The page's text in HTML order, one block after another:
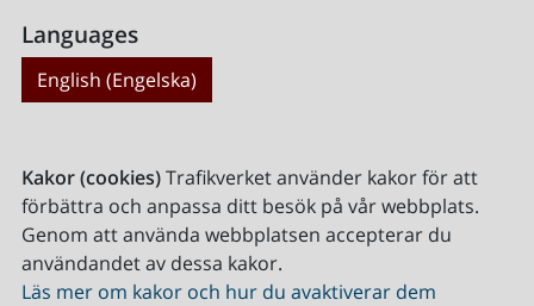
Languages
English (Engelska)
Kakor (cookies)Trafikverket använder kakor för att
förbättra och anpassa ditt besök på vår webbplats.
Genom att använda webbplatsen accepterar du
användandet av dessa kakor.
Läs mer om kakor och hur du avaktiverar dem